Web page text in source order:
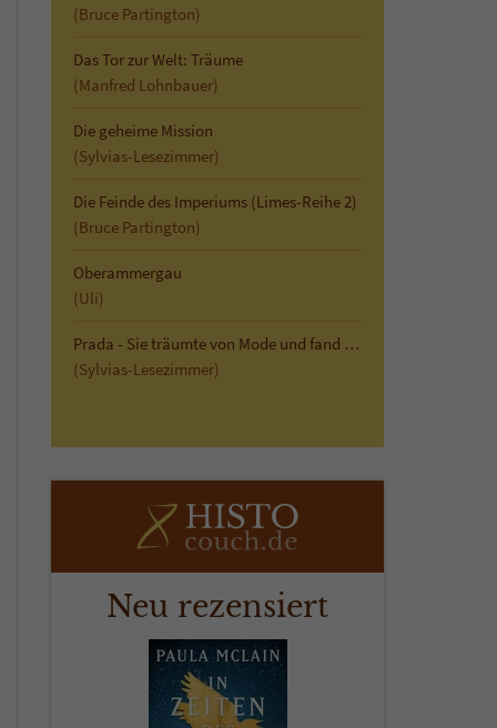
(Bruce Partington)
Das Tor zur Welt: Träume
(Manfred Lohnbauer)
Die geheime Mission
(Sylvias-Lesezimmer)
Die Feinde des Imperiums (Limes-Reihe 2)
(Bruce Partington)
Oberammergau
(Uli)
Prada - Sie träumte von Mode und fand die Liebe
(Sylvias-Lesezimmer)
Neu rezensiert